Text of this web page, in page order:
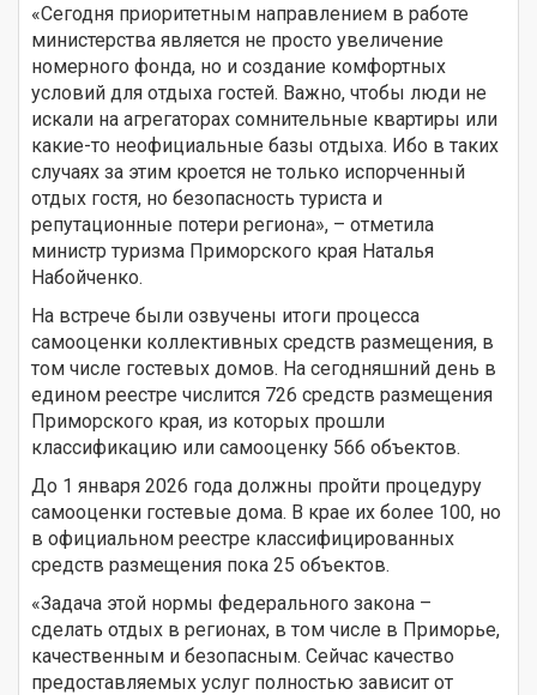
«Сегодня приоритетным направлением в работе
министерства является не просто увеличение
номерного фонда, но и создание комфортных
условий для отдыха гостей. Важно, чтобы люди не
искали на агрегаторах сомнительные квартиры или
какие-то неофициальные базы отдыха. Ибо в таких
случаях за этим кроется не только испорченный
отдых гостя, но безопасность туриста и
репутационные потери региона», – отметила
министр туризма Приморского края Наталья
Набойченко.
На встрече были озвучены итоги процесса
самооценки коллективных средств размещения, в
том числе гостевых домов. На сегодняшний день в
едином реестре числится 726 средств размещения
Приморского края, из которых прошли
классификацию или самооценку 566 объектов.
До 1 января 2026 года должны пройти процедуру
самооценки гостевые дома. В крае их более 100, но
в официальном реестре классифицированных
средств размещения пока 25 объектов.
«Задача этой нормы федерального закона –
сделать отдых в регионах, в том числе в Приморье,
качественным и безопасным. Сейчас качество
предоставляемых услуг полностью зависит от